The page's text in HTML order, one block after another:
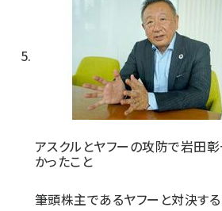
アスクルとヤフーの攻防で岩田
かったこと
筆頭株主であるヤフーと対決す